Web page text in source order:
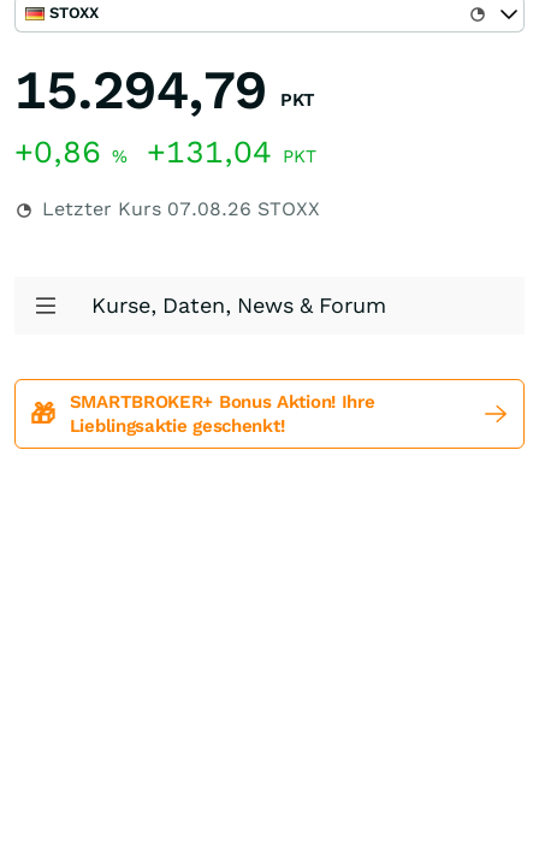
STOXX
15.294,79 PKT
+0,86 % +131,04 PKT
Letzter Kurs 07.08.26 STOXX
Kurse, Daten, News & Forum
🎁
SMARTBROKER+ Bonus Aktion! Ihre
Lieblingsaktie geschenkt!